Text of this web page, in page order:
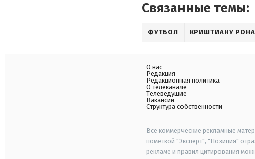
Связанные темы:
ФУТБОЛ КРИШТИАНУ
О нас
Редакция
Редакционная политика
О телеканале
Телеведущие
Вакансии
Структура собственности
Все коммерческие рекламные
пометкой "Эксперт", "Позиция"
рекламе и правил цитирования